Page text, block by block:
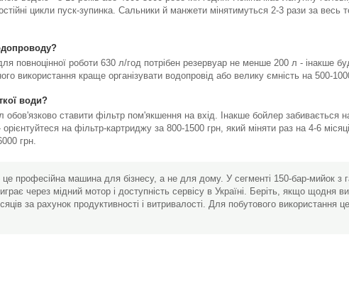
цикли пуск-зупинка. Сальники й манжети мінятимуться 2-3 рази за весь
повноцінної роботи 630 л/год потрібен резервуар не менше 200 л - інакше
використання краще організувати водопровід або велику ємність на 500-
води?
обов'язково ставити фільтр пом'якшення на вхід. Інакше бойлер забивається
на фільтр-картриджу за 800-1500 грн, який міняти раз на 4-6
грн.
професійна машина для бізнесу, а не для дому. У сегменті 150-бар-мийок з
через мідний мотор і доступність сервісу в Україні. Беріть, якщо щодня
за рахунок продуктивності і витривалості. Для побутового використання